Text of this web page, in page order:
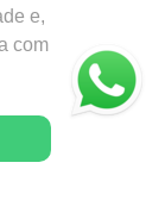
e,
com